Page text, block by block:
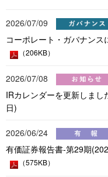
2026/07/09
コーポレート・ガバナン
（206KB）
2026/07/08
IRカレンダーを更新しま
日)
2026/06/24
有価証券報告書-第29期
（575KB）